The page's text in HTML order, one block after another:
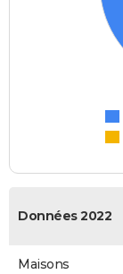
Données 2022
Maisons